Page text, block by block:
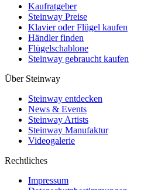
Kaufratgeber
Steinway Preise
Klavier oder Flügel kaufen
Händler finden
Flügelschablone
Steinway gebraucht kaufen
Über Steinway
Steinway entdecken
News & Events
Steinway Artists
Steinway Manufaktur
Videogalerie
Rechtliches
Impressum